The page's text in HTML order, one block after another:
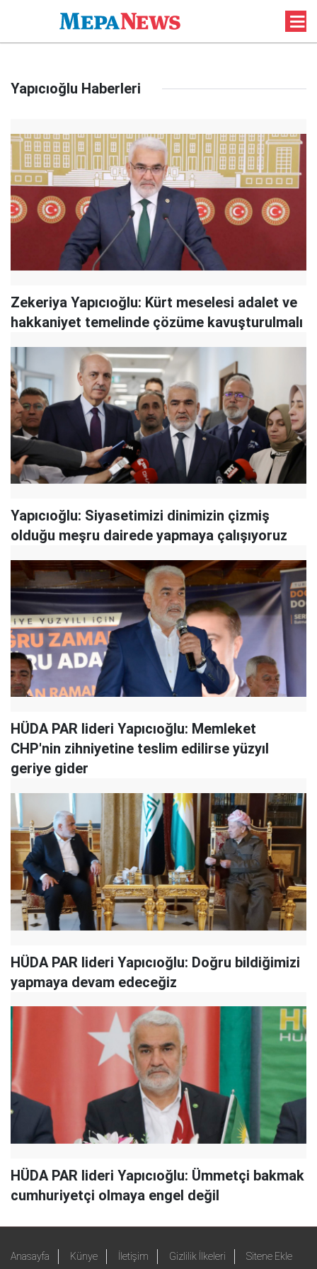
Yapıcıoğlu Haberleri
Zekeriya Yapıcıoğlu: Kürt meselesi adalet ve
hakkaniyet temelinde çözüme kavuşturulmalı
Yapıcıoğlu: Siyasetimizi dinimizin çizmiş
olduğu meşru dairede yapmaya çalışıyoruz
HÜDA PAR lideri Yapıcıoğlu: Memleket
CHP'nin zihniyetine teslim edilirse yüzyıl
geriye gider
HÜDA PAR lideri Yapıcıoğlu: Doğru bildiğimizi
yapmaya devam edeceğiz
HÜDA PAR lideri Yapıcıoğlu: Ümmetçi bakmak
cumhuriyetçi olmaya engel değil
Anasayfa Künye İletişim Gizlilik İlkeleri Sitene Ekle